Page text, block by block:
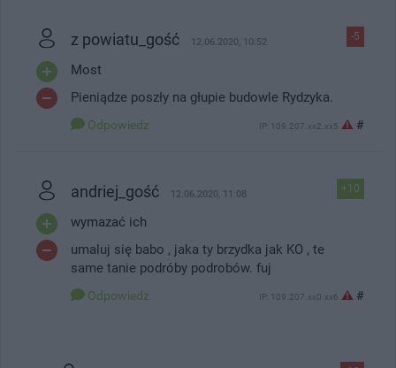
-5
z powiatu_gość 12.06.2020, 10:52
Most
Pieniądze poszły na głupie budowle Rydzyka.
Odpowiedz IP: 109.207.xx2.xx5 #
+10
andriej_gość 12.06.2020, 11:08
wymazać ich
umaluj się babo , jaka ty brzydka jak KO , te
same tanie podróby podrobów. fuj
Odpowiedz IP: 109.207.xx0.xx6 #